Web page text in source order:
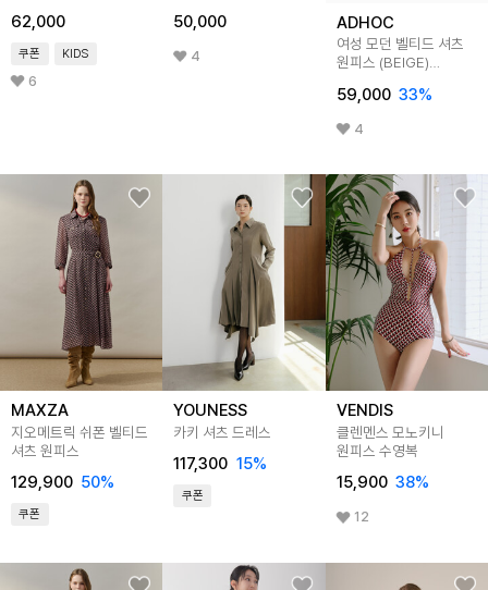
62,000
쿠폰 KIDS
6
50,000
4
ADHOC
여성 모던 벨티드 셔츠
원피스 (BEIGE)
59,000 33%
4
MAXZA
지오메트릭 쉬폰 벨티드
셔츠 원피스
129,900 50%
쿠폰
YOUNESS
카키 셔츠 드레스
117,300 15%
쿠폰
VENDIS
클렌멘스 모노키니
원피스 수영복
15,900 38%
12